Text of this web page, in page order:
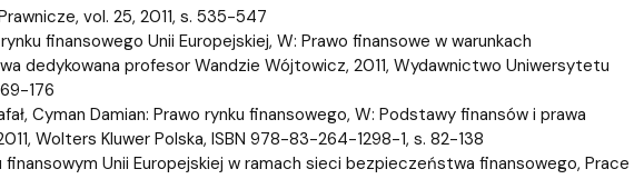
vol. 25, 2011, s. 535-547
finansowego Unii Europejskiej, W: Prawo finansowe w warunkach
dedykowana profesor Wandzie Wójtowicz, 2011, Wydawnictwo Uniwersytetu
176
Cyman Damian: Prawo rynku finansowego, W: Podstawy finansów i prawa
Wolters Kluwer Polska, ISBN 978-83-264-1298-1, s. 82-138
Unii Europejskiej w ramach sieci bezpieczeństwa finansowego, Prace